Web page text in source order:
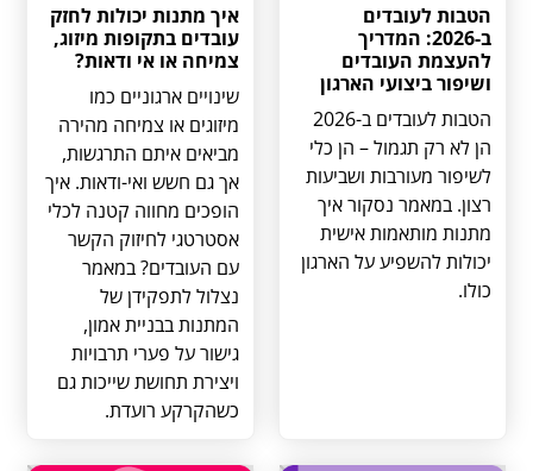
הטבות לעובדים
ב-2026: המדריך
להעצמת העובדים
ושיפור ביצועי הארגון
הטבות לעובדים ב-2026
הן לא רק תגמול – הן כלי
לשיפור מעורבות ושביעות
רצון. במאמר נסקור איך
מתנות מותאמות אישית
יכולות להשפיע על הארגון
כולו.
איך מתנות יכולות לחזק
עובדים בתקופות מיזוג,
צמיחה או אי ודאות?
שינויים ארגוניים כמו
מיזוגים או צמיחה מהירה
מביאים איתם התרגשות,
אך גם חשש ואי-ודאות. איך
הופכים מחווה קטנה לכלי
אסטרטגי לחיזוק הקשר
עם העובדים? במאמר
נצלול לתפקידן של
המתנות בבניית אמון,
גישור על פערי תרבויות
ויצירת תחושת שייכות גם
כשהקרקע רועדת.